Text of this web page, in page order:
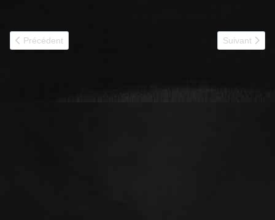
Article précédent : 1940 - 24e BCC combat de Montcornet
Précédent Article
Suivant